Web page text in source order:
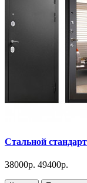
Стальной
38000р. 49400р.